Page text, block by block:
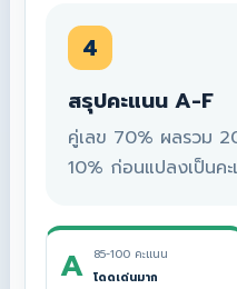
4
สรุปคะแนน A-F
คู่เลข 70% ผลรวม
10% ก่อนแปลงเป็นค
A
85-100 คะแนน
โดดเด่นมาก